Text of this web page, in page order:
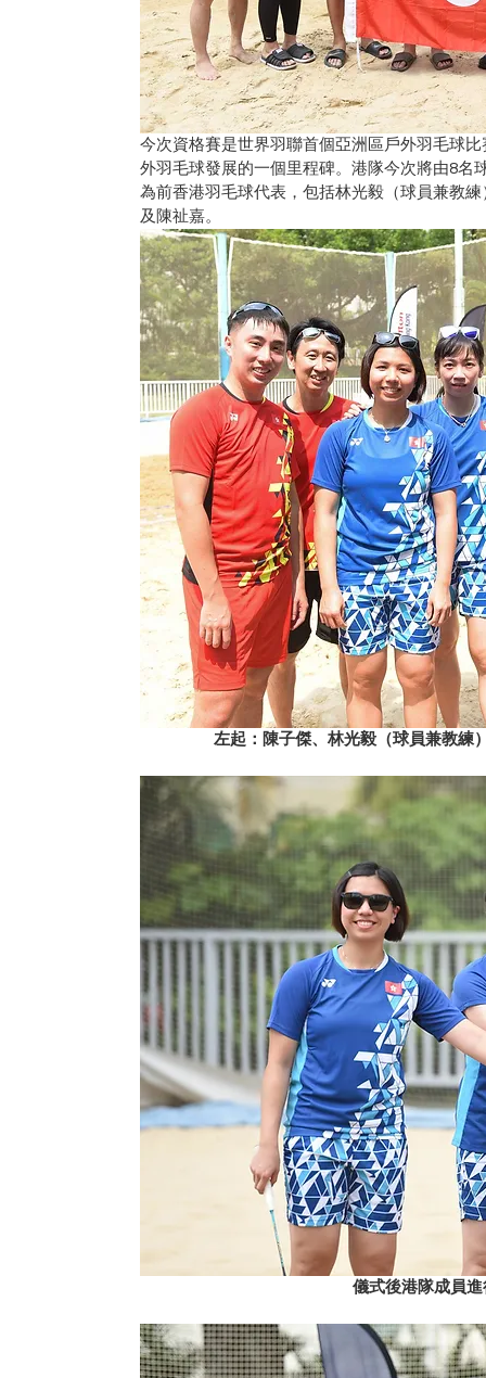
今次資格賽是世界羽聯首個亞洲區戶外羽毛球
外羽毛球發展的一個里程碑。港隊今次將由8名
為前香港羽毛球代表，包括林光毅（球員兼教
及陳祉嘉。
左起：陳子傑、林光毅（球員兼教練
儀式後港隊成員